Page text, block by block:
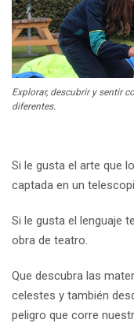
Explorar, descubrir y sentir
diferentes.
Si le gusta el arte que
captada en un
Si le gusta el lenguaje
obra de teatro.
Que descubra las
celestes y también
peligro que corre